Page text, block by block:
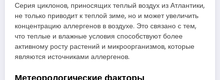
Серия циклонов, приносящих теплый воздух из Атлантики,
не только приводит к теплой зиме, но и может увеличить
концентрацию аллергенов в воздухе. Это связано с тем,
что теплые и влажные условия способствуют более
активному росту растений и микроорганизмов, которые
являются источниками аллергенов.
Метеорологические факторы